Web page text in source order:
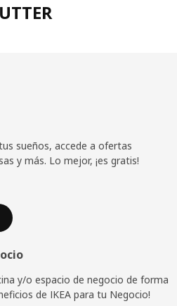
sueños, accede a ofertas
y más. Lo mejor, ¡es gratis!
y/o espacio de negocio de forma
de IKEA para tu Negocio!